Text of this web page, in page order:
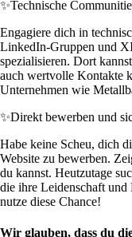
✨Technische
Engagiere dich in
LinkedIn-Gruppen und
spezialisieren. Dort
auch wertvolle Kontakte
Unternehmen wie
✨Direkt bewerben und
Habe keine Scheu, dich
Website zu bewerben.
du kannst. Heutzutage
die ihre Leidenschaft und
nutze diese Chance!
Wir glauben, dass du